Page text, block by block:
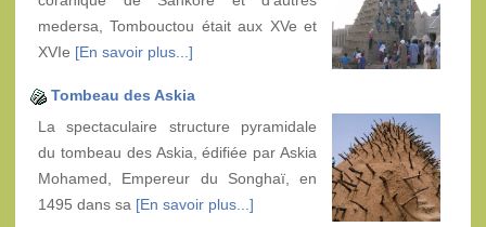
medersa, Tombouctou était aux XVe et
XVIe [En savoir plus...]
Tombeau des Askia
La spectaculaire structure pyramidale
du tombeau des Askia, édifiée par Askia
Mohamed, Empereur du Songhaï, en
1495 dans sa [En savoir plus...]